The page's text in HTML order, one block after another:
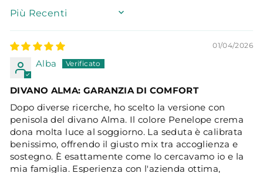
SORT BY
01/04/2026
Alba
DIVANO ALMA: GARANZIA DI COMFORT
​Dopo diverse ricerche, ho scelto la versione con
penisola del divano Alma. Il colore Penelope crema
dona molta luce al soggiorno. La seduta è calibrata
benissimo, offrendo il giusto mix tra accoglienza e
sostegno. È esattamente come lo cercavamo io e la
mia famiglia. Esperienza con l'azienda ottima,